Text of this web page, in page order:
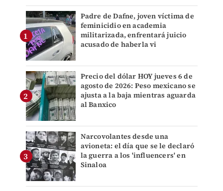
Padre de Dafne, joven víctima de
feminicidio en academia
militarizada, enfrentará juicio
acusado de haberla vi
Precio del dólar HOY jueves 6 de
agosto de 2026: Peso mexicano se
ajusta a la baja mientras aguarda
al Banxico
Narcovolantes desde una
avioneta: el día que se le declaró
la guerra a los 'influencers' en
Sinaloa